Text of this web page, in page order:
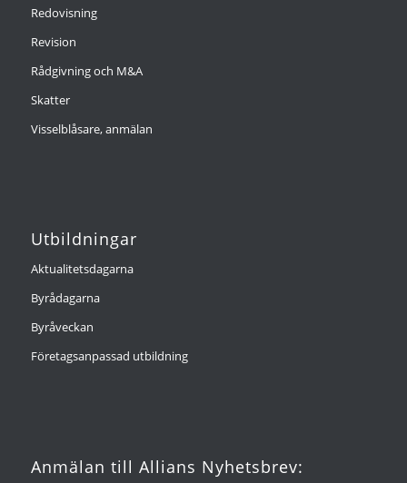
Redovisning
Revision
Rådgivning och M&A
Skatter
Visselblåsare, anmälan
Utbildningar
Aktualitetsdagarna
Byrådagarna
Byråveckan
Företagsanpassad utbildning
Anmälan till Allians Nyhetsbrev: